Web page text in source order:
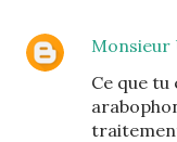
Monsieur
Ce que tu